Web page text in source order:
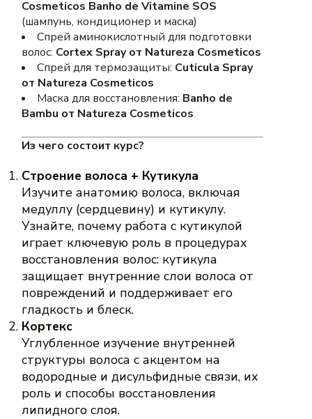
Cosmeticos Banho de Vitamine SOS
(шампунь, кондиционер и маска)
Спрей аминокислотный для подготовки
волос: Cortex Spray от Natureza Cosmeticos
Спрей для термозащиты: Cuticula Spray
от Natureza Cosmeticos
Маска для восстановления: Banho de
Bambu от Natureza Cosmeticos
Из чего состоит курс?
Строение волоса + Кутикула
Изучите анатомию волоса, включая
медуллу (сердцевину) и кутикулу.
Узнайте, почему работа с кутикулой
играет ключевую роль в процедурах
восстановления волос: кутикула
защищает внутренние слои волоса от
повреждений и поддерживает его
гладкость и блеск.
Кортекс
Углубленное изучение внутренней
структуры волоса с акцентом на
водородные и дисульфидные связи, их
роль и способы восстановления
липидного слоя.